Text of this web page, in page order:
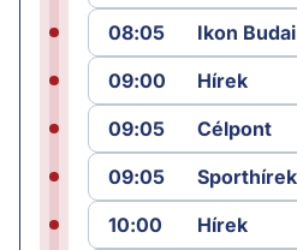
08:05
Ikon
09:00
Hírek
09:05
Célpont
09:05
Sporthírek
10:00
Hírek